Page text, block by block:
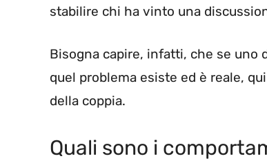
stabilire chi ha vinto una
Bisogna capire, infatti, che se uno
quel problema esiste ed è reale,
della coppia.
Quali sono i